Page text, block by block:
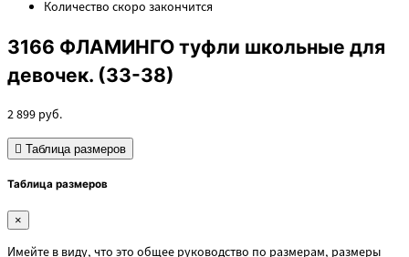
Количество скоро закончится
3166 ФЛАМИНГО туфли школьные для
девочек. (33-38)
2 899 руб.
Таблица размеров
Таблица размеров
×
Имейте в виду, что это общее руководство по размерам, размеры